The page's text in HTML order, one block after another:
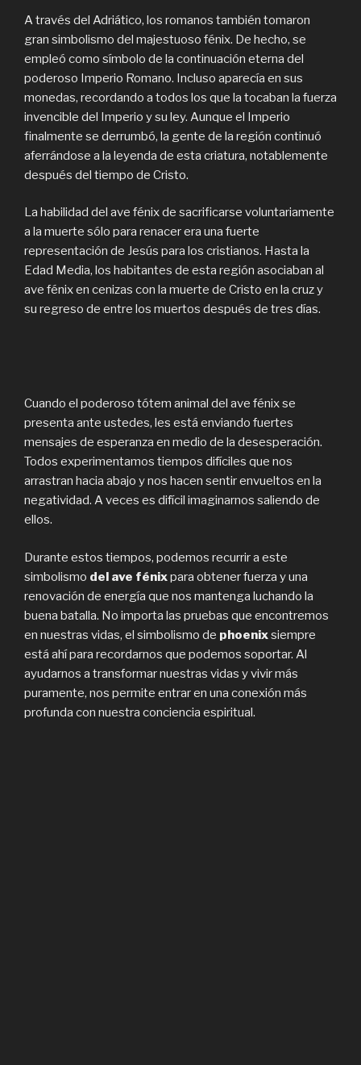
A través del Adriático, los romanos también tomaron
gran simbolismo del majestuoso fénix. De hecho, se
empleó como símbolo de la continuación eterna del
poderoso Imperio Romano. Incluso aparecía en sus
monedas, recordando a todos los que la tocaban la fuerza
invencible del Imperio y su ley. Aunque el Imperio
finalmente se derrumbó, la gente de la región continuó
aferrándose a la leyenda de esta criatura, notablemente
después del tiempo de Cristo.
La habilidad del ave fénix de sacrificarse voluntariamente
a la muerte sólo para renacer era una fuerte
representación de Jesús para los cristianos. Hasta la
Edad Media, los habitantes de esta región asociaban al
ave fénix en cenizas con la muerte de Cristo en la cruz y
su regreso de entre los muertos después de tres días.
Cuando el poderoso tótem animal del ave fénix se
presenta ante ustedes, les está enviando fuertes
mensajes de esperanza en medio de la desesperación.
Todos experimentamos tiempos difíciles que nos
arrastran hacia abajo y nos hacen sentir envueltos en la
negatividad. A veces es difícil imaginarnos saliendo de
ellos.
Durante estos tiempos, podemos recurrir a este
simbolismo del ave fénixpara obtener fuerza y una
renovación de energía que nos mantenga luchando la
buena batalla. No importa las pruebas que encontremos
en nuestras vidas, el simbolismo de phoenixsiempre
está ahí para recordarnos que podemos soportar. Al
ayudarnos a transformar nuestras vidas y vivir más
puramente, nos permite entrar en una conexión más
profunda con nuestra conciencia espiritual.